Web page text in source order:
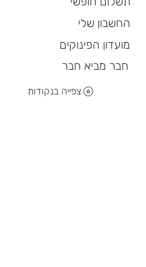
החשבון שלי
מועדון הפינוקים
חבר מביא חבר
צפייה בנקודות